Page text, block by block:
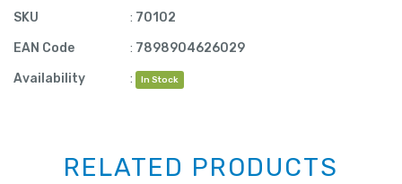
SKU
: 70102
EAN Code
: 7898904626029
Availability
: In Stock
RELATED PRODUCTS